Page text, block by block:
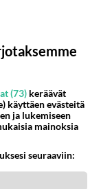
kanssa.
rakkautta on
3 130
Vastattu 9v
sitten millään
Kaikki
(73) keräävät
käyttäen evästeitä
ja lukemiseen
mainoksia
seuraaviin: